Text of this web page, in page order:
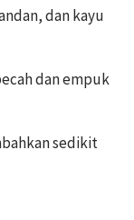
dan kayu
dan empuk
sedikit